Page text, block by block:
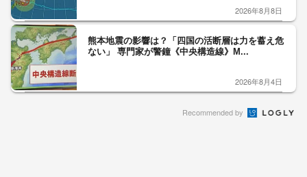
2026年8月8日
熊本地震の影響は？「四国の活断層は力を蓄え危
ない」 専門家が警鐘《中央構造線》M...
2026年8月4日
Recommended by